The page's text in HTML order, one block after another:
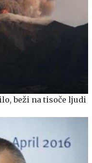
beži na tisoče ljudi